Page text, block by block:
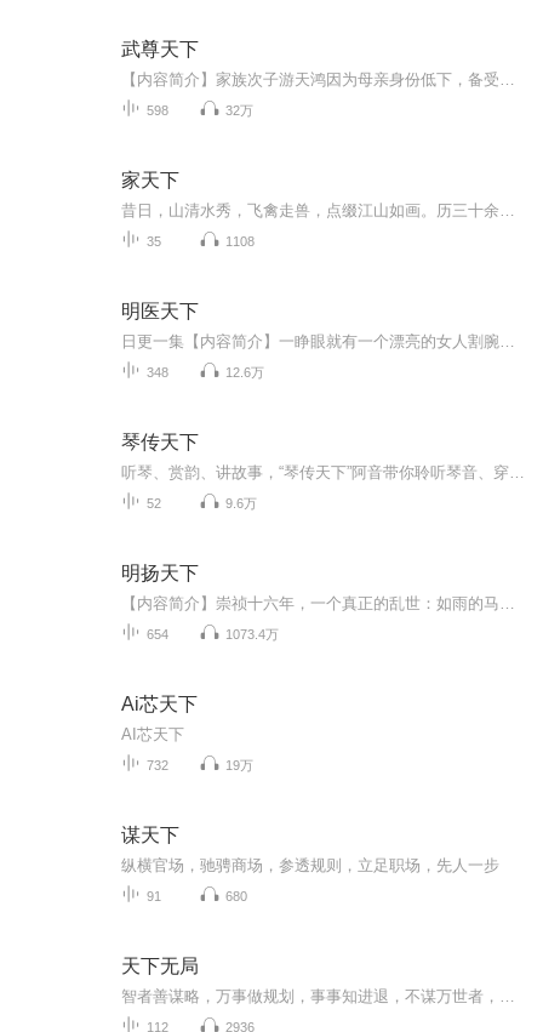
武尊天下
598 32万
家天下
35 1108
明医天下
348 12.6万
琴传天下
52 9.6万
明扬天下
654 1073.4万
Ai芯天下
AI芯天下
732 19万
谋天下
纵横官场，驰骋商场，参透规则，立足职场，先人一步
91 680
天下无局
112 2936